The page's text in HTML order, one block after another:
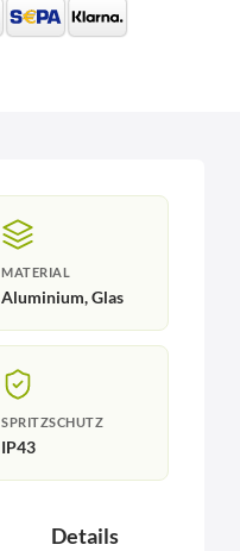
MATERIAL
Aluminium, Glas
SPRITZSCHUTZ
IP43
Details